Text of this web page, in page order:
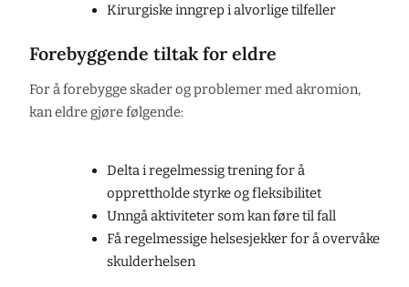
Kirurgiske inngrep i alvorlige tilfeller
Forebyggende tiltak for eldre
For å forebygge skader og problemer med akromion,
kan eldre gjøre følgende:
Delta i regelmessig trening for å
opprettholde styrke og fleksibilitet
Unngå aktiviteter som kan føre til fall
Få regelmessige helsesjekker for å overvåke
skulderhelsen